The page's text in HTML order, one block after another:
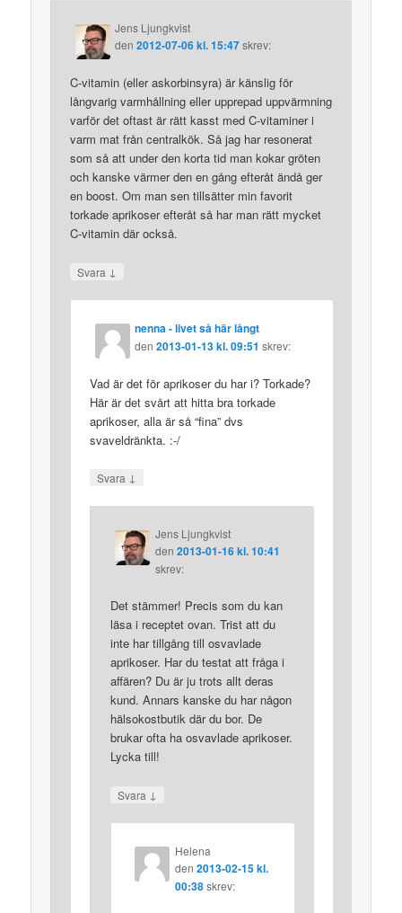
Jens Ljungkvist
den2012-07-06 kl. 15:47skrev:
C-vitamin (eller askorbinsyra) är känslig för
långvarig varmhållning eller upprepad uppvärmning
varför det oftast är rätt kasst med C-vitaminer i
varm mat från centralkök. Så jag har resonerat
som så att under den korta tid man kokar gröten
och kanske värmer den en gång efteråt ändå ger
en boost. Om man sen tillsätter min favorit
torkade aprikoser efteråt så har man rätt mycket
C-vitamin där också.
Svara ↓
nenna - livet så här långt
den2013-01-13 kl. 09:51 skrev:
Vad är det för aprikoser du har i? Torkade?
Här är det svårt att hitta bra torkade
aprikoser, alla är så “fina” dvs
svaveldränkta. :-/
Svara ↓
Jens Ljungkvist
den 2013-01-16 kl. 10:41
skrev:
Det stämmer! Precis som du kan
läsa i receptet ovan. Trist att du
inte har tillgång till osvavlade
aprikoser. Har du testat att fråga i
affären? Du är ju trots allt deras
kund. Annars kanske du har någon
hälsokostbutik där du bor. De
brukar ofta ha osvavlade aprikoser.
Lycka till!
Svara ↓
Helena
den 2013-02-15 kl.
00:38skrev: